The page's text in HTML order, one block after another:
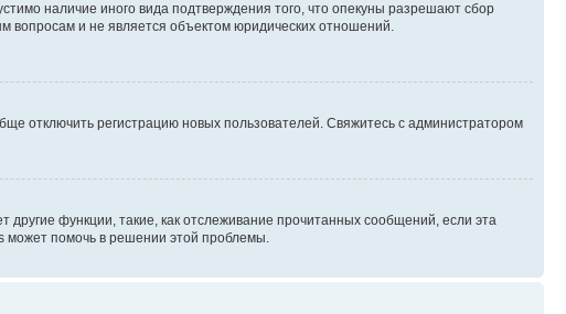
наличие иного вида подтверждения того, что опекуны разрешают сбор
вопросам и не является объектом юридических отношений.
отключить регистрацию новых пользователей. Свяжитесь с администратором
функции, такие, как отслеживание прочитанных сообщений, если эта
может помочь в решении этой проблемы.